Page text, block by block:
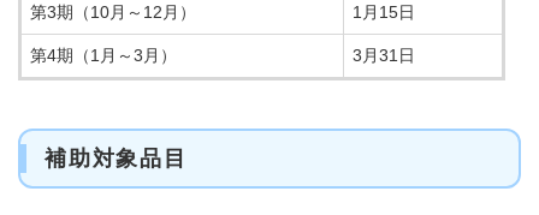
第3期（10月～12月） 1月15日
第4期（1月～3月） 3月31日
補助対象品目